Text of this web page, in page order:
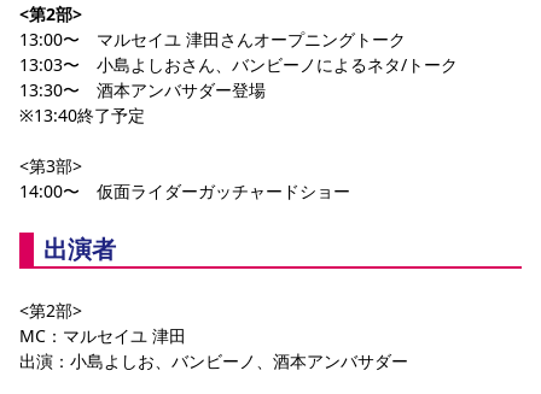
<第2部>
13:00〜　マルセイユ 津田さんオープニングトーク
13:03〜　小島よしおさん、バンビーノによるネタ/トーク
13:30〜　酒本アンバサダー登場
※13:40終了予定
<第3部>
14:00〜　仮面ライダーガッチャードショー
出演者
<第2部>
MC：マルセイユ 津田
出演：小島よしお、バンビーノ、酒本アンバサダー